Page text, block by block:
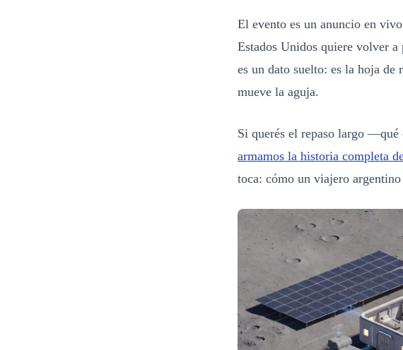
El evento es un anuncio en
Estados Unidos quiere volver
es un dato suelto: es la hoja de
mueve la aguja.
Si querés el repaso largo
armamos la historia completa
toca: cómo un viajero